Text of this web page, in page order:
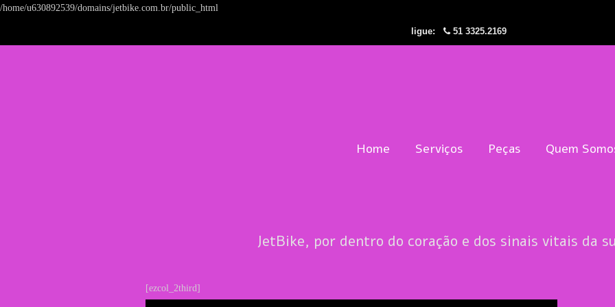
/home/u630892539/domains/jetbike.com.br/public_html
ligue: 51 3325.2169
Home Serviços Peças Quem
JetBike, por dentro do coração e dos sinais vitais da
[ezcol_2third]